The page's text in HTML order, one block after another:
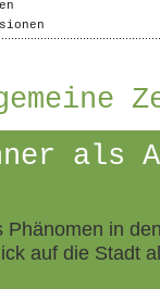
als
Phänomen in
auf die Stadt